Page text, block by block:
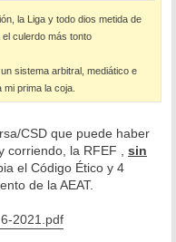
la Liga y todo dios metida de
culerdo más tonto
sistema arbitral, mediático e
prima la coja.
CSD que puede haber
corriendo, la RFEF , sin
el Código Ético y 4
de la AEAT.
2021.pdf